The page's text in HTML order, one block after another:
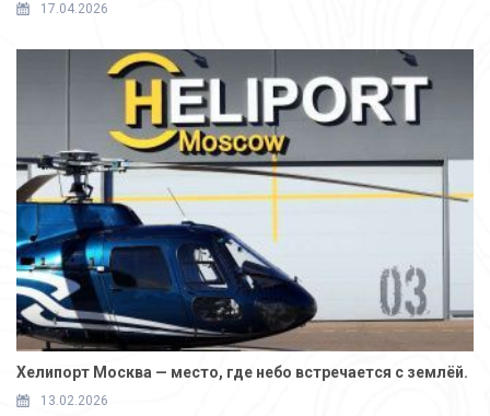
17.04.2026
Хелипорт Москва — место, где небо встречается с землёй.
13.02.2026